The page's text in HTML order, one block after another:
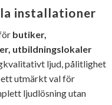
installationer
butiker,
utbildningslokaler
ljud, pålitlighet
utmärkt val för
ljudlösning utan